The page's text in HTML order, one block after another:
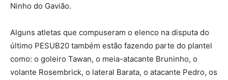
Ninho do Gavião.
Alguns atletas que compuseram o elenco na disputa do
último PESUB20 também estão fazendo parte do plantel
como: o goleiro Tawan, o meia-atacante Bruninho, o
volante Rosembrick, o lateral Barata, o atacante Pedro, os